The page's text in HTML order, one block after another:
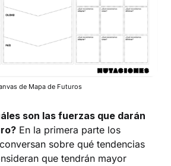
de Mapa de Futuros
son las fuerzas que darán
En la primera parte los
sobre qué tendencias
que tendrán mayor